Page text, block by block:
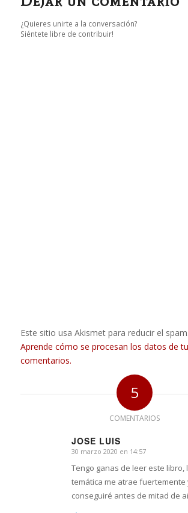
¿Quieres unirte a la conversación?
Siéntete libre de contribuir!
Este sitio usa Akismet para reducir el spam.
Aprende cómo se procesan los datos de
comentarios.
5
COMENTARIOS
JOSE LUIS
Dice:
30 marzo 2020 en 14:57
Tengo ganas de leer este libro,
temática me atrae fuertemente
conseguiré antes de mitad de